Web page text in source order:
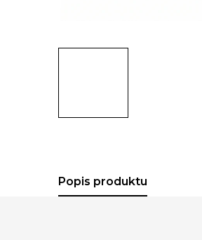
Popis produktu